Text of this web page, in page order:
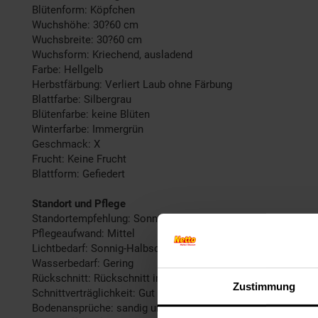
Zustimmung
Blütenform: Köpfchen
Wuchshöhe: 30?60 cm
Wuchsbreite: 30?60 cm
Wuchsform: Kriechend, ausladend
Farbe: Hellgelb
Herbstfärbung: Verliert Laub ohne Färbung
Blattfarbe: Silbergrau
Blütenfarbe: keine Blüten
Winterfarbe: Immergrün
Geschmack: X
Frucht: Keine Frucht
Blattform: Gefiedert
Standort und Pflege
Standortempfehlung: Sonnig, gut durchlässig
Pflegeaufwand: Mittel
Lichtbedarf: Sonnig-Halbschattig
Wasserbedarf: Gering
Rückschnitt: Rückschnitt im Frühjahr.
Schnittverträglichkeit: Gut
Bodenansprüche: sandig und gut durchlässig